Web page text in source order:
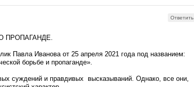
Ответить
ПРОПАГАНДЕ.
Павла Иванова от 25 апреля 2021 года под названием:
борьбе и пропаганде».
суждений и правдивых высказываний. Однако, все они,